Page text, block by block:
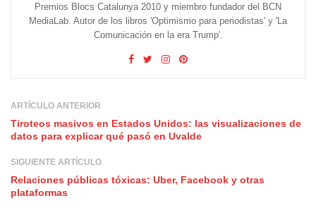
Premios Blocs Catalunya 2010 y miembro fundador del BCN
MediaLab. Autor de los libros 'Optimismo para periodistas' y 'La
Comunicación en la era Trump'.
ARTÍCULO ANTERIOR
Tiroteos masivos en Estados Unidos: las visualizaciones de
datos para explicar qué pasó en Uvalde
SIGUIENTE ARTÍCULO
Relaciones públicas tóxicas: Uber, Facebook y otras
plataformas